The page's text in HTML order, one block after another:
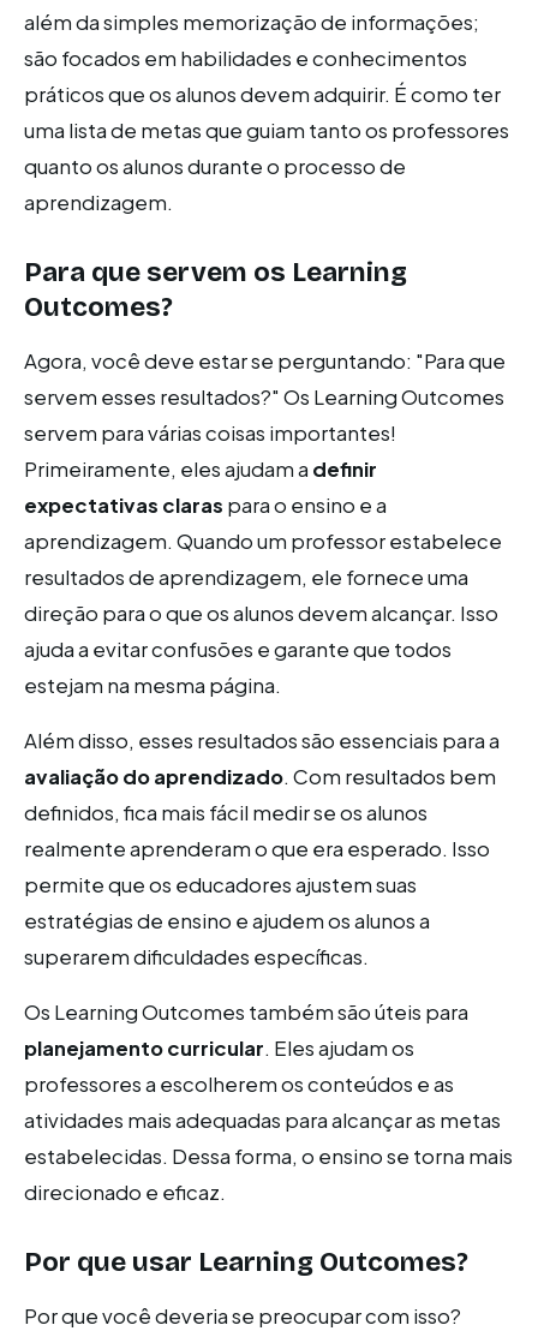
além da simples memorização de informações;
são focados em habilidades e conhecimentos
práticos que os alunos devem adquirir. É como ter
uma lista de metas que guiam tanto os professores
quanto os alunos durante o processo de
aprendizagem.
Para que servem os Learning
Outcomes?
Agora, você deve estar se perguntando: "Para que
servem esses resultados?" Os Learning Outcomes
servem para várias coisas importantes!
Primeiramente, eles ajudam a definir
expectativas claras para o ensino e a
aprendizagem. Quando um professor estabelece
resultados de aprendizagem, ele fornece uma
direção para o que os alunos devem alcançar. Isso
ajuda a evitar confusões e garante que todos
estejam na mesma página.
Além disso, esses resultados são essenciais para a
avaliação do aprendizado. Com resultados bem
definidos, fica mais fácil medir se os alunos
realmente aprenderam o que era esperado. Isso
permite que os educadores ajustem suas
estratégias de ensino e ajudem os alunos a
superarem dificuldades específicas.
Os Learning Outcomes também são úteis para
planejamento curricular. Eles ajudam os
professores a escolherem os conteúdos e as
atividades mais adequadas para alcançar as metas
estabelecidas. Dessa forma, o ensino se torna mais
direcionado e eficaz.
Por que usar Learning Outcomes?
Por que você deveria se preocupar com isso?